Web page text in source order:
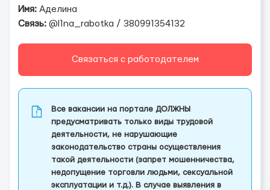
Имя: Аделина
Связь: @l1na_rabotka / 380991354132
Связаться с работодателем
Все вакансии на портале ДОЛЖНЫ
предусматривать только виды трудовой
деятельности, не нарушающие
законодательство страны осуществления
такой деятельности (запрет мошенничества,
недопущение торговли людьми, сексуальной
эксплуатации и т.д.). В случае выявления в